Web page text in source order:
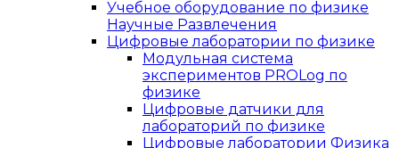
Учебное оборудование по физике
Научные Развлечения
Цифровые лаборатории по физике
Модульная система
экспериментов PROLog по
физике
Цифровые датчики для
лабораторий по физике
Цифровые лаборатории Физика